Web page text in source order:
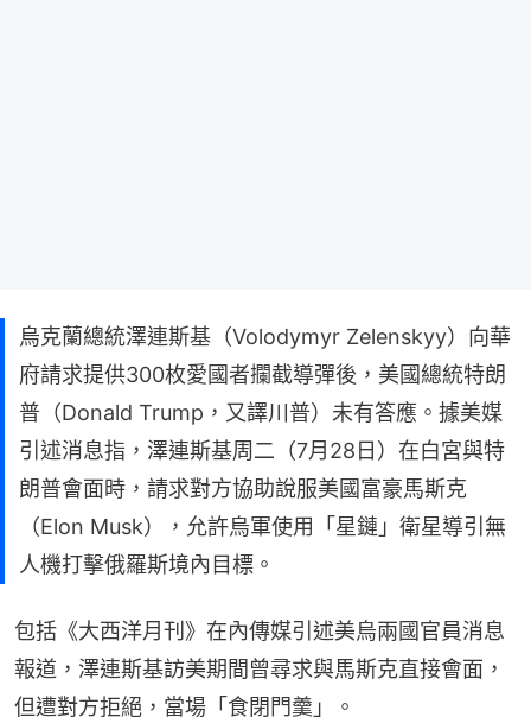
烏克蘭總統澤連斯基（Volodymyr Zelenskyy）向華
府請求提供300枚愛國者攔截導彈後，美國總統特朗
普（Donald Trump，又譯川普）未有答應。據美媒
引述消息指，澤連斯基周二（7月28日）在白宮與特
朗普會面時，請求對方協助說服美國富豪馬斯克
（Elon Musk），允許烏軍使用「星鏈」衛星導引無
人機打擊俄羅斯境內目標。
包括《大西洋月刊》在內傳媒引述美烏兩國官員消息
報道，澤連斯基訪美期間曾尋求與馬斯克直接會面，
但遭對方拒絕，當場「食閉門羹」。